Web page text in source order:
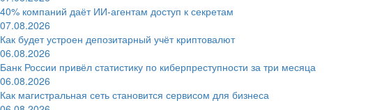
40% компаний даёт ИИ‑агентам доступ к секретам
07.08.2026
Как будет устроен депозитарный учёт криптовалют
06.08.2026
Банк России привёл статистику по киберпреступности за три месяца
06.08.2026
Как магистральная сеть становится сервисом для бизнеса